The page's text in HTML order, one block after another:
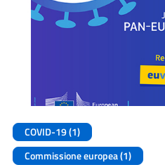
COVID-19 (1)
Commissione europea (1)